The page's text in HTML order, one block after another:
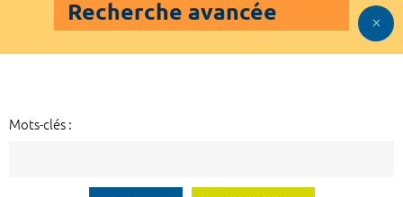
Recherche avancée
Mots-clés :